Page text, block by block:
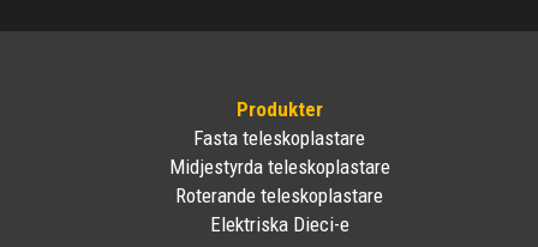
Produkter
Fasta teleskoplastare
Midjestyrda teleskoplastare
Roterande teleskoplastare
Elektriska Dieci-e